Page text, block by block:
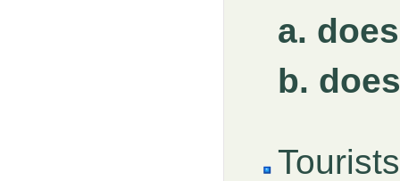
a.
b.